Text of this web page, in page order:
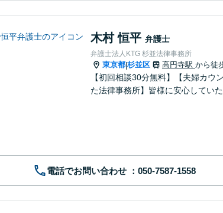
木村 恒平 弁護士
弁護士法人KTG 杉並法律事務所
東京都|杉並区 高円寺駅 から徒
【初回相談30分無料】【夫婦カ
た法律事務所】皆様に安心してい
電話でお問い合わせ